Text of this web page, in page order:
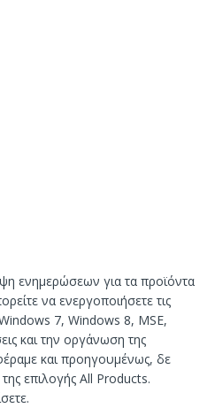
ενημερώσεων για τα προϊόντα
να ενεργοποιήσετε τις
Windows 7, Windows 8, MSE,
και την οργάνωση της
και προηγουμένως, δε
επιλογής All Products.